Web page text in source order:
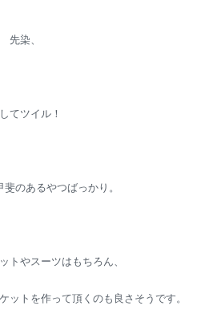
先染、
てツイル！
のあるやつばっかり。
トやスーツはもちろん、
ットを作って頂くのも良さそうです。